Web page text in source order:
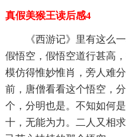
真假美猴王读后感4
《西游记》里有这么
假悟空，假悟空道行甚高
模仿得惟妙惟肖，旁人难
前，唐僧看看这个悟空，
个，分明也是。不知如何
十，无能为力。二人又相